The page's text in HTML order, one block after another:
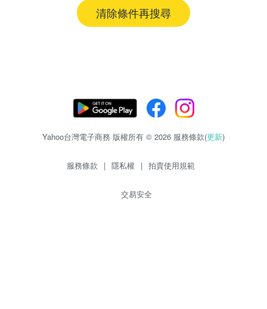
清除條件再搜尋
Yahoo台灣電子商務 版權所有 © 2026 服務條款(更新)
服務條款 | 隱私權 | 拍賣使用規範
交易安全